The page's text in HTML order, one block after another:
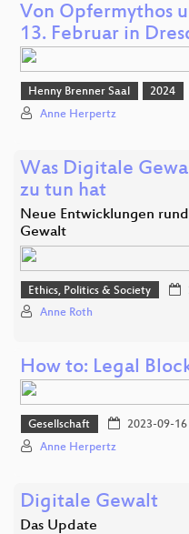
Von Opfermythos
13. Februar in
Henny Brenner Saal 2024
Anne Herpertz
Was Digitale
zu tun hat
Neue Entwicklungen
Gewalt
Ethics, Politics & Society
Anne Roth
How to: Legal
Gesellschaft 2023-09-16
Anne Herpertz
Digitale Gewalt
Das Update